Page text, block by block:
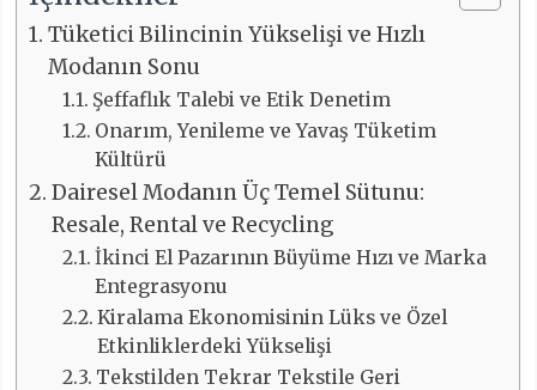
Tüketici Bilincinin Yükselişi ve Hızlı
Modanın Sonu
Şeffaflık Talebi ve Etik Denetim
Onarım, Yenileme ve Yavaş Tüketim
Kültürü
Dairesel Modanın Üç Temel Sütunu:
Resale, Rental ve Recycling
İkinci El Pazarının Büyüme Hızı ve Marka
Entegrasyonu
Kiralama Ekonomisinin Lüks ve Özel
Etkinliklerdeki Yükselişi
Tekstilden Tekrar Tekstile Geri